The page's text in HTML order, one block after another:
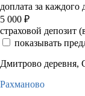
доплата за каждого
5 000 ₽
страховой депозит
показывать
Дмитрово деревня,
Рахманово